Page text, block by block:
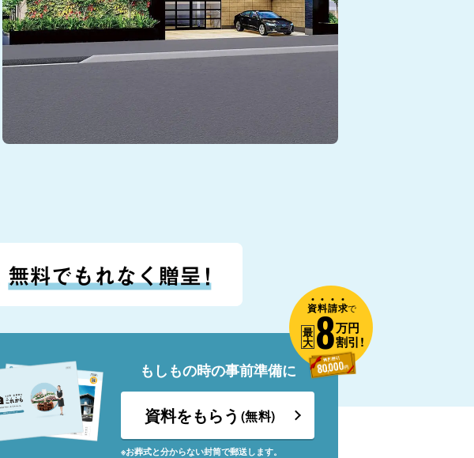
もしもの時の事前準備に
資料をもらう (無料)
※お葬式と分からない封筒で郵送します。
資料請求で
最
大8万円
割引!